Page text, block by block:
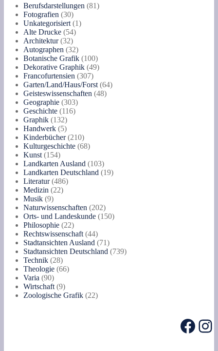
Berufsdarstellungen 8181
Fotografien 3030
Produkte
Unkategorisiert 11
Alte Drucke 5454
Architektur 3232
Produkte
Autographen 3232
Produkte
Botanische Grafik 100100
Produkte
Dekorative Graphik 4949
Francofurtensien 307307
Produkte
Garten/Land/Haus/Forst 6464
Geisteswissenschaften 4848
Geographie 303303
Produkte
Geschichte 116116
Graphik 132132
Produkte
Handwerk 55
Produkte
Kinderbücher 210210
Produkte
Kulturgeschichte 6868
Kunst 154154
Produkte
Landkarten Ausland 103103
Produkte
Landkarten Deutschland 1919
Literatur 486486
Medizin 2222
Musik 99
Produkte
Naturwissenschaften 202202
Produkte
Orts- und Landeskunde 150150
Philosophie 2222
Produkte
Rechtswissenschaft 4444
Produkte
Stadtansichten Ausland 7171
Produkte
Stadtansichten Deutschland 739739
Technik 2828
Produkte
Theologie 6666
Varia 9090
Produkte
Wirtschaft 99
Produkte
Zoologische Grafik 2222